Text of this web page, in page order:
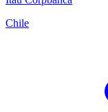
Chile